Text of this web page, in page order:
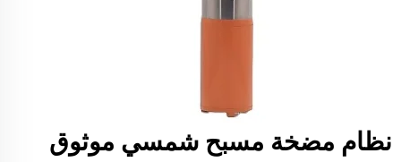
نظام مضخة مسبح شمسي موثوق